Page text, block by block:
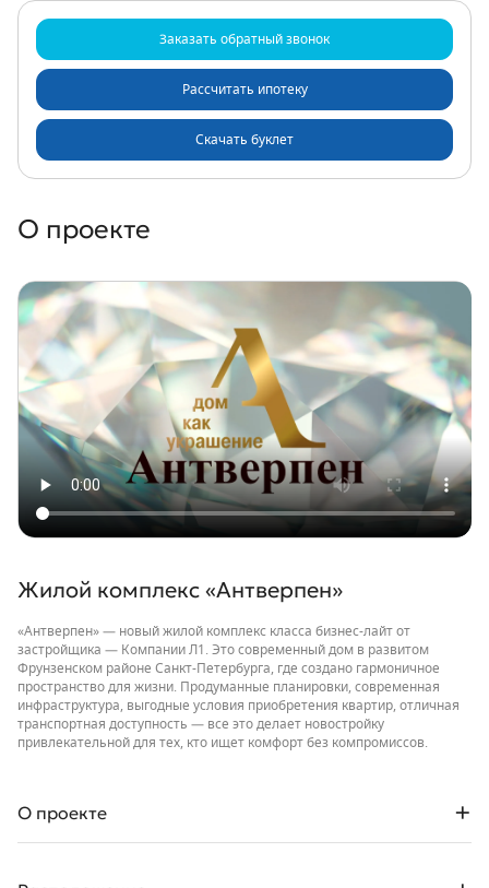
Заказать обратный звонок
Рассчитать ипотеку
Скачать буклет
О проекте
Жилой комплекс «Антверпен»
«Антверпен» — новый жилой комплекс класса бизнес-лайт от
застройщика — Компании Л1. Это современный дом в развитом
Фрунзенском районе Санкт-Петербурга, где создано гармоничное
пространство для жизни. Продуманные планировки, современная
инфраструктура, выгодные условия приобретения квартир, отличная
транспортная доступность — все это делает новостройку
привлекательной для тех, кто ищет комфорт без компромиссов.
О проекте